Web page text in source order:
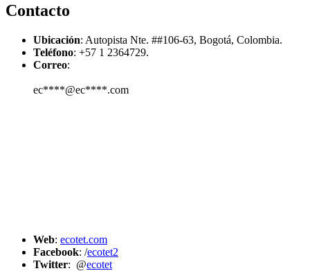
Contacto
Ubicación: Autopista Nte. ##106-63, Bogotá, Colombia.
Teléfono: +57 1 2364729.
Correo:
ec****@ec****.com
Web: ecotet.com
Facebook: /ecotet2
Twitter: @ecotet